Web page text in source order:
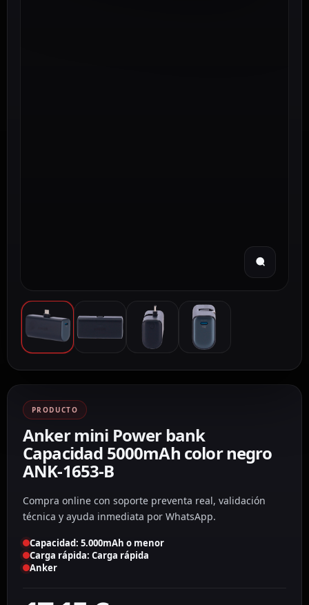
PRODUCTO
Anker mini Power bank
Capacidad 5000mAh color negro
ANK-1653-B
Compra online con soporte preventa real, validación
técnica y ayuda inmediata por WhatsApp.
Capacidad: 5.000mAh o menor
Carga rápida: Carga rápida
Anker